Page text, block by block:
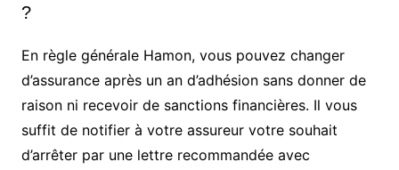
?
En règle générale Hamon, vous pouvez changer
d’assurance après un an d’adhésion sans donner de
raison ni recevoir de sanctions financières. Il vous
suffit de notifier à votre assureur votre souhait
d’arrêter par une lettre recommandée avec